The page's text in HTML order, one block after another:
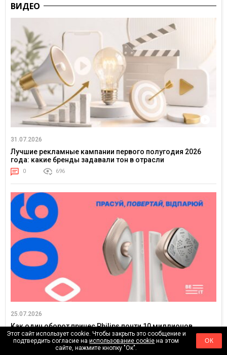
ВИДЕО
31.07.2026
Лучшие рекламные кампании первого полугодия 2026
года: какие бренды задавали тон в отрасли
0 696
25.07.2026
Как один оборот принес Philips почти 10 миллионов
просмотров
0 3188
Этот сайт использует cookie. Чтобы закрыть это сообщение и
подтвердить согласие наиспользование cookie на этом
сайте, нажмите кнопку "Ок".
ОК